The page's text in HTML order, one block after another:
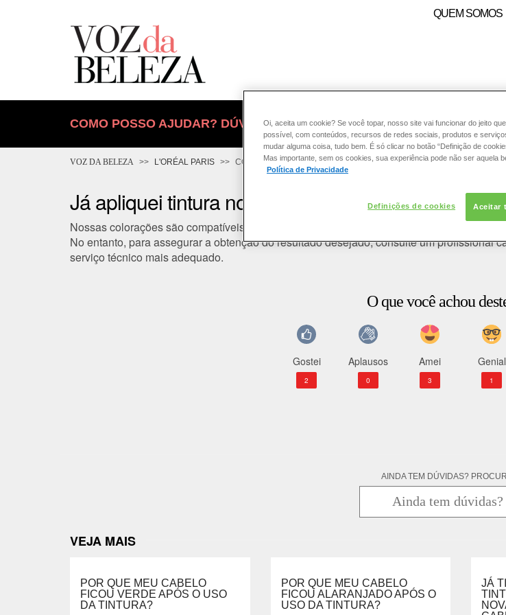
QUEM SOMOS
COMO POSSO AJUDAR? DÚVIDAS SOBRE: PELE COLORAÇÃO
VOZ DA BELEZA L'ORÉAL PARIS COLORAÇÃO
Já apliquei tintura no meu cabelo, posso fazer
Nossas colorações são compatíveis com muitos produtos diferentes.
No entanto, para assegurar a obtenção do resultado desejado, consulte um profissional
serviço técnico mais adequado.
O que você achou
Gostei
2
Aplausos
0
Amei
3
Genial
1
AINDA TEM DÚVIDAS?
VEJA MAIS
POR QUE MEU CABELO
FICOU VERDE APÓS O USO
DA TINTURA?
POR QUE MEU CABELO
FICOU ALARANJADO APÓS O
USO DA TINTURA?
JÁ
Oi, aceita um cookie? Se você topar, nosso site vai funcionar do jeito
possível, com conteúdos, recursos de redes sociais, produtos e
mudar alguma coisa, tudo bem. É só clicar no botão “Definição de
Mas importante, sem os cookies, sua experiência pode não ser aquela
Política de Privacidade
Definições de cookies Aceitar